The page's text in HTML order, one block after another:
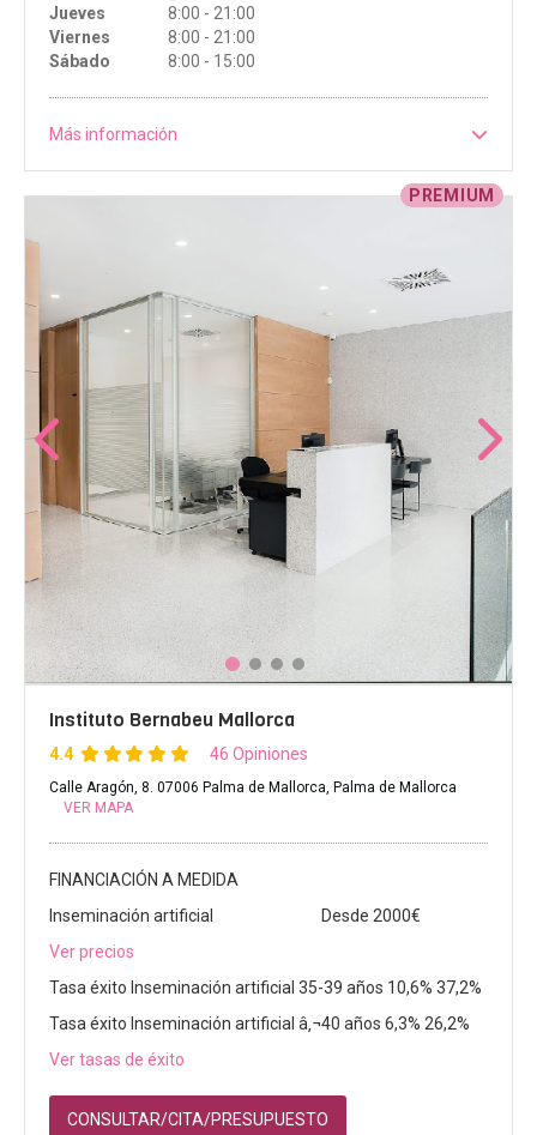
Jueves
8:00 - 21:00
Viernes
8:00 - 21:00
Sábado
8:00 - 15:00
Más información
PREMIUM
Instituto Bernabeu Mallorca
4.4 46 Opiniones
Calle Aragón, 8. 07006 Palma de Mallorca, Palma de Mallorca
VER MAPA
FINANCIACIÓN A MEDIDA
Inseminación artificial
Desde 2000€
Ver precios
Tasa éxito Inseminación artificial 35-39 años 10,6% 37,2%
Tasa éxito Inseminación artificial â‚¬40 años 6,3% 26,2%
Ver tasas de éxito
CONSULTAR/CITA/PRESUPUESTO